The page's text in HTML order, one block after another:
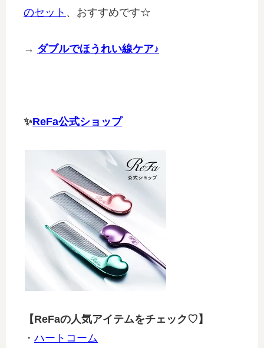
のセット 、おすすめです☆
→ ダブルでほうれい線ケア♪
✨ReFa公式ショップ
【ReFaの人気アイテムをチェック♡】
・ ハートコーム